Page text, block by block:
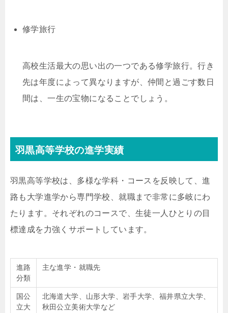
修学旅行
高校生活最大の思い出の一つである修学旅行。行き
先は年度によって異なりますが、仲間と過ごす数日
間は、一生の宝物になることでしょう。
羽黒高等学校の進学実績
羽黒高等学校は、多様な学科・コースを反映して、進
路も大学進学から専門学校、就職まで非常に多岐にわ
たります。それぞれのコースで、生徒一人ひとりの目
標達成を力強くサポートしています。
進路
分類
主な進学・就職先
国公
立大
北海道大学、山形大学、岩手大学、福井県立大学、
秋田公立美術大学など